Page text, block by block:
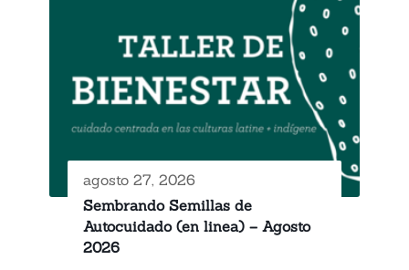
agosto 27, 2026
Sembrando Semillas de
Autocuidado (en linea) – Agosto
2026